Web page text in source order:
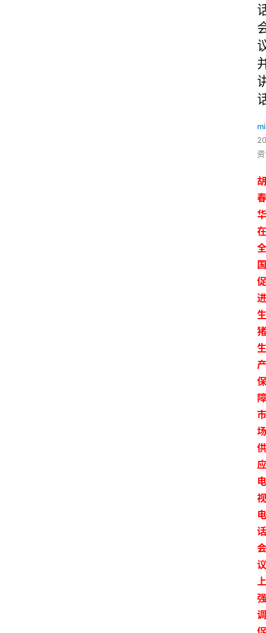
胡
春
华
在
全
国
促
进
生
猪
生
产
保
障
市
场
供
应
电
视
电
话
会
议
上
强
调